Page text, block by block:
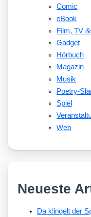
Comic
eBook
Film, TV&
Gadget
Hörbuch
Magazin
Musik
Poetry-
Spiel
Web
Neueste
Da klingelt der